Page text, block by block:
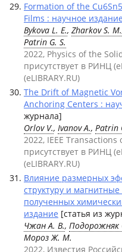
Formation of the
Films : научное издание
Bykova L. E., Zharkov S. M.
Patrin G. S.
2022, Physics of the
присутствует в РИНЦ
(eLIBRARY.RU)
The Drift of Magnetic
Anchoring Centers :
журнала]
Orlov V., Ivanov A., Patrin
2022, IEEE
присутствует в РИНЦ
(eLIBRARY.RU)
Влияние размерных
структуру и
полученных
издание [статья из
Чжан А. В., Подорожняк
Мороз Ж. М.
2022, Известия